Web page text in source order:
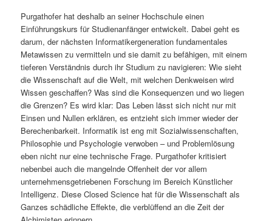
n
Purgathofer hat deshalb an seiner Hochschule einen
Einführungskurs für Studienanfänger entwickelt. Dabei geht es
darum, der nächsten Informatikergeneration fundamentales
Metawissen zu vermitteln und sie damit zu befähigen, mit einem
tieferen Verständnis durch ihr Studium zu navigieren: Wie sieht
die Wissenschaft auf die Welt, mit welchen Denkweisen wird
Wissen geschaffen? Was sind die Konsequenzen und wo liegen
die Grenzen? Es wird klar: Das Leben lässt sich nicht nur mit
Einsen und Nullen erklären, es entzieht sich immer wieder der
Berechenbarkeit. Informatik ist eng mit Sozialwissenschaften,
Philosophie und Psychologie verwoben – und Problemlösung
eben nicht nur eine technische Frage. Purgathofer kritisiert
nebenbei auch die mangelnde Offenheit der vor allem
unternehmensgetriebenen Forschung im Bereich Künstlicher
Intelligenz. Diese Closed Science hat für die Wissenschaft als
Ganzes schädliche Effekte, die verblüffend an die Zeit der